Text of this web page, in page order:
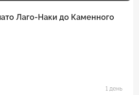
Лаго-Наки до Каменного
1 день